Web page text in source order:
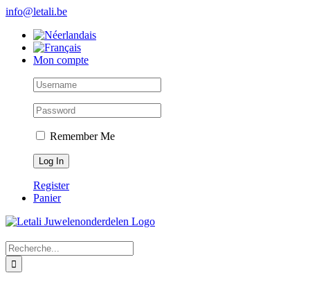
Skip
content
info@letali.be
Mon compte
Remember Me
Register
Panier
Search
for: